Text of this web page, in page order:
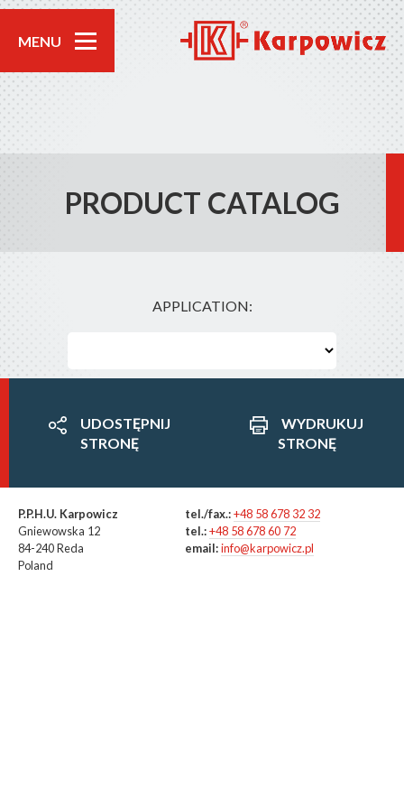
MENU
PRODUCT CATALOG
APPLICATION:
UDOSTĘPNIJ
STRONĘ
WYDRUKUJ
STRONĘ
P.P.H.U. Karpowicz
Gniewowska 12
84-240 Reda
Poland
tel./fax.: +48 58 678 32 32
tel.: +48 58 678 60 72
email: info@karpowicz.pl